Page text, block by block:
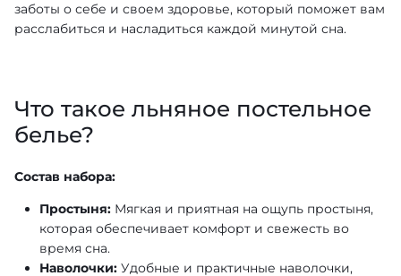
заботы о себе и своем здоровье, который поможет вам
расслабиться и насладиться каждой минутой сна.
Что такое льняное постельное
белье?
Состав набора:
Простыня: Мягкая и приятная на ощупь простыня,
которая обеспечивает комфорт и свежесть во
время сна.
Наволочки: Удобные и практичные наволочки,